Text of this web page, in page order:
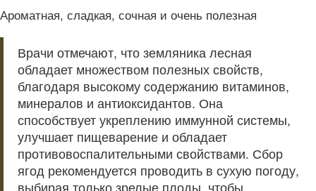
Ароматная, сладкая, сочная и очень полезная
Врачи отмечают, что земляника лесная
обладает множеством полезных свойств,
благодаря высокому содержанию витаминов,
минералов и антиоксидантов. Она
способствует укреплению иммунной системы,
улучшает пищеварение и обладает
противовоспалительными свойствами. Сбор
ягод рекомендуется проводить в сухую погоду,
выбирая только зрелые плоды, чтобы